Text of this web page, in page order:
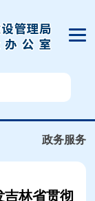
政务服务
林省贯彻